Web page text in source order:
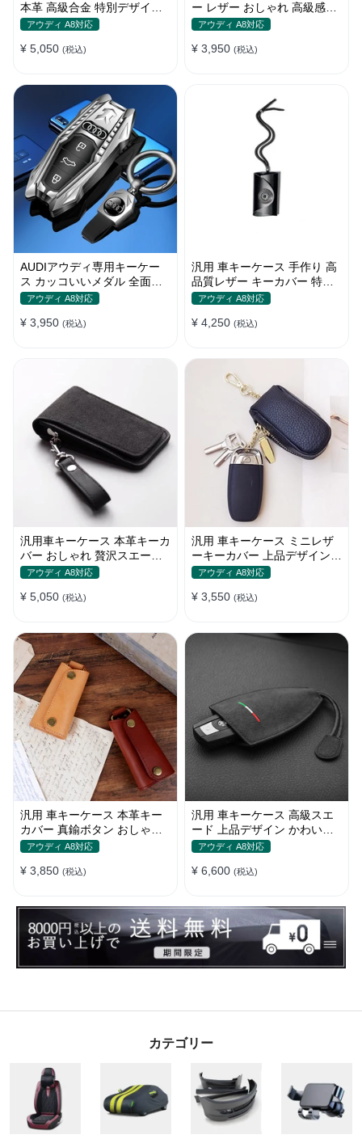
本革 高級合金 特別デザイン
全面保護 キーホルダー
アウディ A8対応
¥ 5,050 (税込)
ー レザー おしゃれ 高級感抜
群 ロゴオーダーメイド
アウディ A8対応
¥ 3,950 (税込)
AUDIアウディ専用キーケー
ス カッコいいメダル 全面保
護 機械デザイン おしゃれ キ
アウディ A8対応
¥ 3,950 (税込)
汎用 車キーケース 手作り 高
品質レザー キーカバー 特別
デザイン 手触りいい
アウディ A8対応
¥ 4,250 (税込)
汎用車キーケース 本革キーカ
バー おしゃれ 贅沢スエード
格好良いデザイン
アウディ A8対応
¥ 5,050 (税込)
汎用 車キーケース ミニレザ
ーキーカバー 上品デザイン
かわいい マカロン色
アウディ A8対応
¥ 3,550 (税込)
汎用 車キーケース 本革キー
カバー 真鍮ボタン おしゃれ
シンプルデザイン
アウディ A8対応
¥ 3,850 (税込)
汎用 車キーケース 高級スエ
ード 上品デザイン かわいい
傷 汚れ防止 高級 オシャレ キ
アウディ A8対応
¥ 6,600 (税込)
カテゴリー